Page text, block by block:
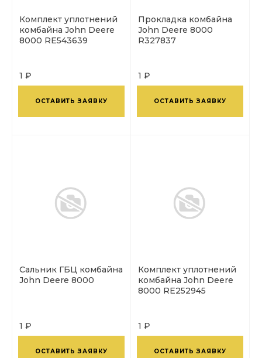
Комплект уплотнений
комбайна John Deere
8000 RE543639
1 ₽
ОСТАВИТЬ ЗАЯВКУ
Прокладка комбайна
John Deere 8000
R327837
1 ₽
ОСТАВИТЬ ЗАЯВКУ
Сальник ГБЦ комбайна
John Deere 8000
1 ₽
ОСТАВИТЬ ЗАЯВКУ
Комплект уплотнений
комбайна John Deere
8000 RE252945
1 ₽
ОСТАВИТЬ ЗАЯВКУ